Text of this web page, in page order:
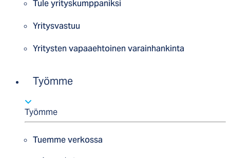
Tule yrityskumppaniksi
Yritysvastuu
Yritysten vapaaehtoinen varainhankinta
Työmme
Työmme
Tuemme verkossa